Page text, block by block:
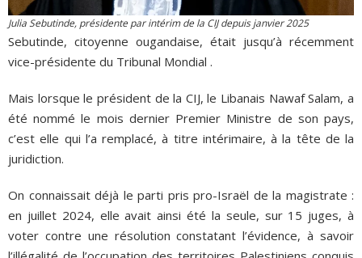
Julia Sebutinde, présidente par intérim de la CIJ depuis janvier 2025
Sebutinde, citoyenne ougandaise, était jusqu’à récemment
vice-présidente du Tribunal Mondial .
Mais lorsque le président de la CIJ, le Libanais Nawaf Salam, a
été nommé le mois dernier Premier Ministre de son pays,
c’est elle qui l’a remplacé, à titre intérimaire, à la tête de la
juridiction.
On connaissait déjà le parti pris pro-Israël de la magistrate :
en juillet 2024, elle avait ainsi été la seule, sur 15 juges, à
voter contre une résolution constatant l’évidence, à savoir